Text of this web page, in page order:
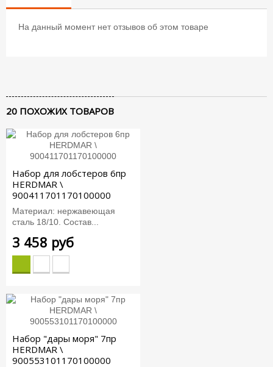
На данный момент нет отзывов об этом товаре
20 ПОХОЖИХ ТОВАРОВ
Набор для лобстеров 6пр
HERDMAR \
900411701170100000
Материал: нержавеющая
сталь 18/10. Состав...
3 458 руб
Набор "дары моря" 7пр
HERDMAR \
900553101170100000